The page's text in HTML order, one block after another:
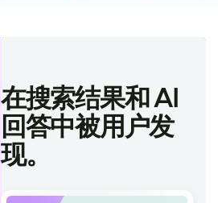
在搜索结果和 AI
回答中被用户发
现。